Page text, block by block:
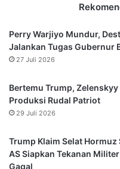
Perry Warjiyo Mundur,
Jalankan Tugas Gubernur
27 Juli 2026
Bertemu Trump,
Produksi Rudal Patriot
29 Juli 2026
Trump Klaim Selat Hormuz
AS Siapkan Tekanan
Gagal